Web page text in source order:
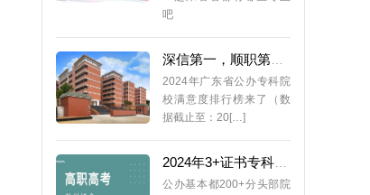
吧
2024年广东省公办专科院
校满意度排行榜来了（数
据截止至：20[…]
公办基本都200+分头部院